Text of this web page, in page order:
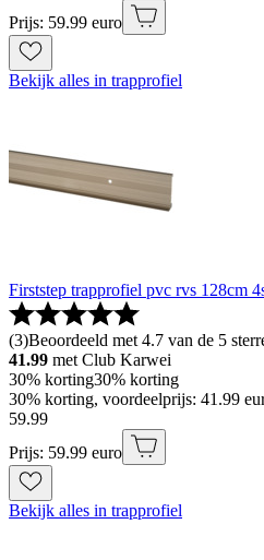
Prijs: 59.99 euro
Bekijk alles in trapprofiel
Firststep trapprofiel pvc rvs 128cm
(3)Beoordeeld met 4.7 van de 5
41.99 met Club Karwei
30% korting30% korting
30% korting, voordeelprijs: 41.99
59.99
Prijs: 59.99 euro
Bekijk alles in trapprofiel